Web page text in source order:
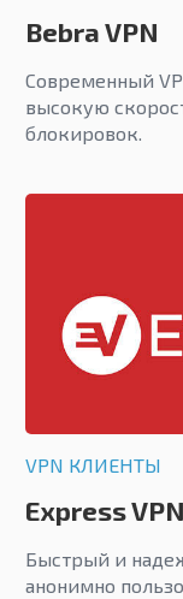
Bebra VPN
Современный
высокую
блокировок.
VPN КЛИЕНТЫ
Express VPN
Быстрый и
анонимно